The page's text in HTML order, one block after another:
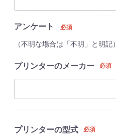
アンケート 必須
（不明な場合は「不明」と明記）
プリンターのメーカー 必須
プリンターの型式 必須